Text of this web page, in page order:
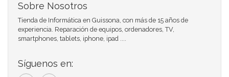
Sobre Nosotros
Tienda de Informática en Guissona, con más de 15 años de
experiencia. Reparación de equipos, ordenadores, TV,
smartphones, tablets, iphone, ipad ....
Síguenos en: